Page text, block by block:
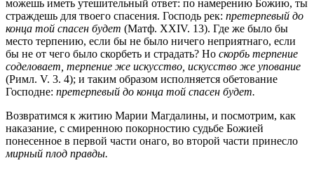
можешь иметь утешительный ответ: по намерению Божию, ты
страждешь для твоего спасения. Господь рек: претерпевый до
конца той спасен будет (Матф. XXIV. 13). Где же было бы
место терпению, если бы не было ничего неприятнаго, если
бы не от чего было скорбеть и страдать? Но скорбь терпение
соделовает, терпение же искусство, искусство же упование
(Римл. V. 3. 4); и таким образом исполняется обетование
Господне: претерпевый до конца той спасен будет.
Возвратимся к житию Марии Магдалины, и посмотрим, как
наказание, с смиренною покорностию судьбе Божией
понесенное в первой части онаго, во второй части принесло
мирный плод правды.